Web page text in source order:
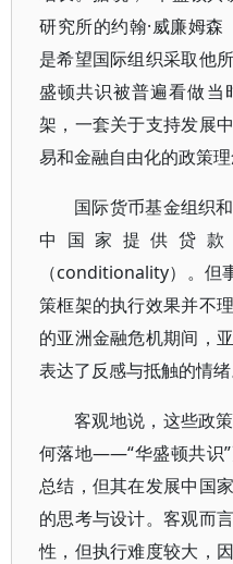
研究所的约翰·威廉姆
是希望国际组织采取他
盛顿共识被普遍看做
架，一套关于支持发展
易和金融自由化的政策理
国际货币基金组织
中国家提供贷
（conditionality）。但
策框架的执行效果并不
的亚洲金融危机期间，
表达了反感与抵触的情绪
客观地说，这些政
何落地——“华盛顿共识
总结，但其在发展中国
的思考与设计。客观而
性，但执行难度较大，